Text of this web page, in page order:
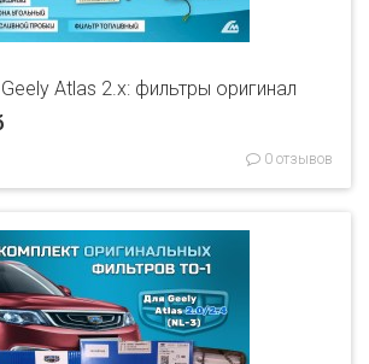
Atlas 2.x: фильтры оригинал
0 отзывов